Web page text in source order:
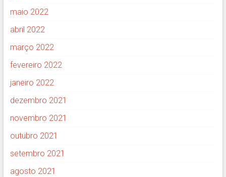
maio 2022
abril 2022
março 2022
fevereiro 2022
janeiro 2022
dezembro 2021
novembro 2021
outubro 2021
setembro 2021
agosto 2021